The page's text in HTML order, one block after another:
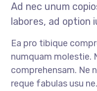
Ad nec unum
labores, ad option
Ea pro tibique
numquam molestie.
comprehensam. Ne
reque fabulas usu